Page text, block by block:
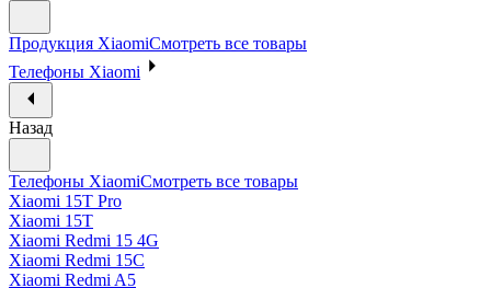
Продукция XiaomiСмотреть все товары
Телефоны Xiaomi
Назад
Телефоны XiaomiСмотреть все товары
Xiaomi 15T Pro
Xiaomi 15T
Xiaomi Redmi 15 4G
Xiaomi Redmi 15C
Xiaomi Redmi A5